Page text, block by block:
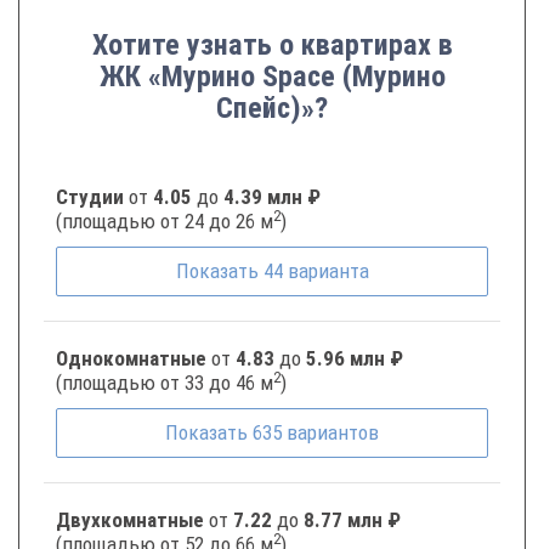
Хотите узнать о квартирах в
ЖК «Мурино Space (Мурино
Спейс)»?
Студии от 4.05 до 4.39 млн ₽
(площадью от 24 до 26 м2)
Показать 44 варианта
Однокомнатные от 4.83 до 5.96 млн ₽
(площадью от 33 до 46 м2)
Показать 635 вариантов
Двухкомнатные от 7.22 до 8.77 млн ₽
(площадью от 52 до 66 м2)